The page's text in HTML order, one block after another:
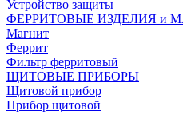
Устройство защиты
ФЕРРИТОВЫЕ ИЗДЕЛИЯ и
Магнит
Феррит
Фильтр ферритовый
ЩИТОВЫЕ ПРИБОРЫ
Щитовой прибор
Прибор щитовой